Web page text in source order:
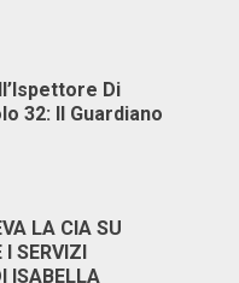
Di
32: Il Guardiano
LA CIA SU
I SERVIZI
ISABELLA